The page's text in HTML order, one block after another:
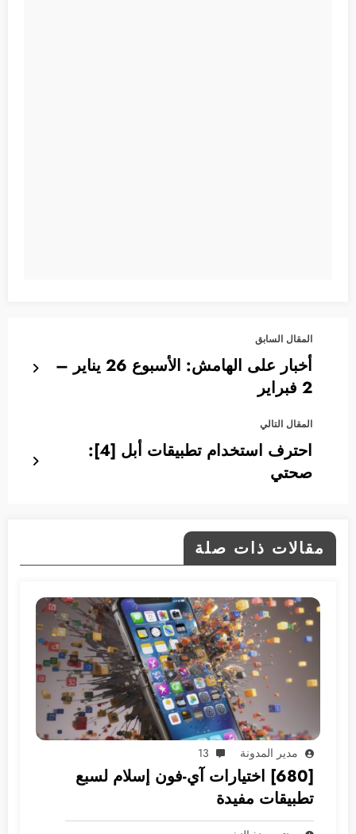
المقال السابق
أخبار على الهامش: الأسبوع 26 يناير –
2 فبراير
المقال التالي
احترف استخدام تطبيقات أبل [4]:
صحتي
مقالات ذات صلة
مدير المدونة 13
[680] اختيارات آي-فون إسلام لسبع
تطبيقات مفيدة